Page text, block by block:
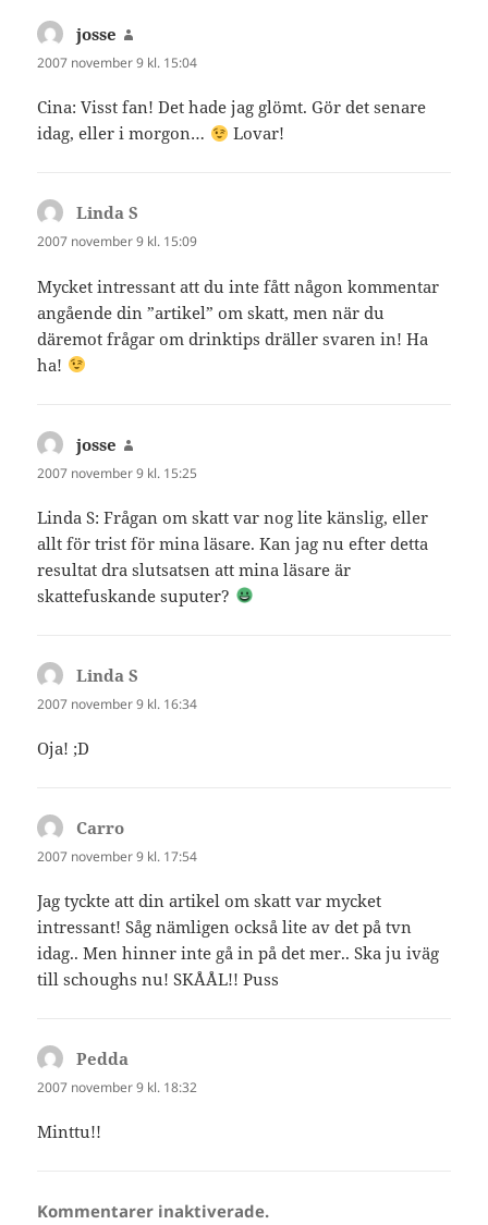
josse
2007 november 9 kl. 15:04
Cina: Visst fan! Det hade jag glömt. Gör det senare
idag, eller i morgon…
Lovar!
Linda S
2007 november 9 kl. 15:09
Mycket intressant att du inte fått någon kommentar
angående din ”artikel” om skatt, men när du
däremot frågar om drinktips dräller svaren in! Ha
ha!
josse
2007 november 9 kl. 15:25
Linda S: Frågan om skatt var nog lite känslig, eller
allt för trist för mina läsare. Kan jag nu efter detta
resultat dra slutsatsen att mina läsare är
skattefuskande suputer?
Linda S
2007 november 9 kl. 16:34
Oja! ;D
Carro
2007 november 9 kl. 17:54
Jag tyckte att din artikel om skatt var mycket
intressant! Såg nämligen också lite av det på tvn
idag.. Men hinner inte gå in på det mer.. Ska ju iväg
till schoughs nu! SKÅÅL!! Puss
Pedda
2007 november 9 kl. 18:32
Minttu!!
Kommentarer inaktiverade.